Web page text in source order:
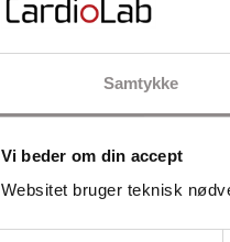
Samtykke
Vi beder om din accept
Websitet bruger teknisk